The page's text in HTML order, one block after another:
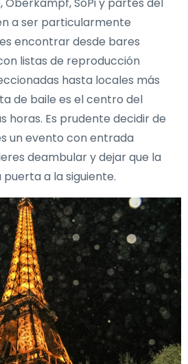
a ser particularmente
encontrar desde bares
listas de reproducción
hasta locales más
de baile es el centro del
horas. Es prudente decidir de
un evento con entrada
deambular y dejar que la
a la siguiente.